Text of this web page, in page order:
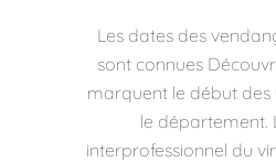
Les dates des
sont connues
marquent le début
le département.
interprofessionnel du